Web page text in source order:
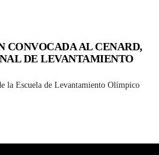
CONVOCADA AL CENARD,
DE LEVANTAMIENTO
la Escuela de Levantamiento Olímpico